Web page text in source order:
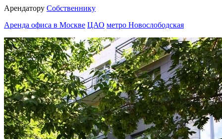
Арендатору Собственнику
Аренда офиса в Москве ЦАО метро Новослободская